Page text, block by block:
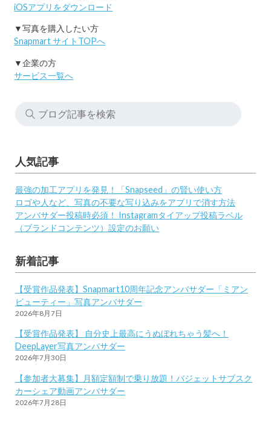
iOSアプリをダウンロード
▼写真を購入したい方
Snapmart サイトTOPへ
▼企業の方
サービス一覧へ
人気記事
最強の加工アプリを発見！「Snapseed」の賢い使い方
ロゴや人など、写真の不要な写り込みをアプリで消す方法
アンバサダー投稿時必須！ Instagramタイアップ投稿ラベル
（ブランドコンテンツ）設定のお願い
新着記事
【受賞作品発表】Snapmart10周年記念アンバサダー「ミアン
ビューティー」写真アンバサダー
2026年8月7日
【受賞作品発表】 自分史上最高にうぬぼれちゃう髪へ！
DeepLayer写真アンバサダー
2026年7月30日
【参加者大募集】月額定額制で乗り放題！バジェットサブスク
カーシェア動画アンバサダー
2026年7月28日